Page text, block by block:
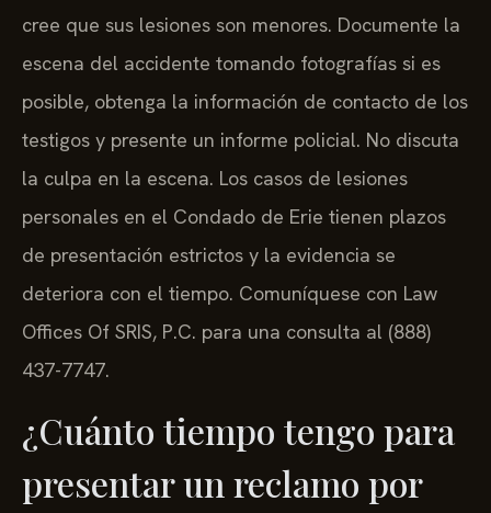
cree que sus lesiones son menores. Documente la
escena del accidente tomando fotografías si es
posible, obtenga la información de contacto de los
testigos y presente un informe policial. No discuta
la culpa en la escena. Los casos de lesiones
personales en el Condado de Erie tienen plazos
de presentación estrictos y la evidencia se
deteriora con el tiempo. Comuníquese con Law
Offices Of SRIS, P.C. para una consulta al (888)
437-7747.
¿Cuánto tiempo tengo para
presentar un reclamo por